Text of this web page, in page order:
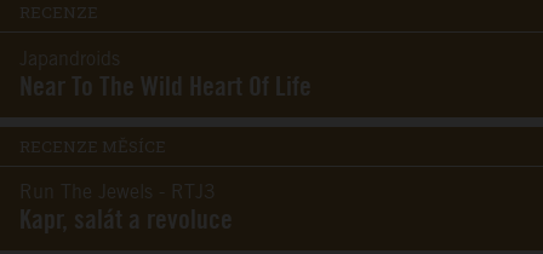
RECENZE
Japandroids
Near To The Wild Heart Of Life
RECENZE MĚSÍCE
Run The Jewels - RTJ3
Kapr, salát a revoluce